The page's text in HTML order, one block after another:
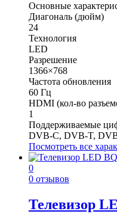
Основные
Диагональ (дюйм)
24
Технология
LED
Разрешение
1366×768
Частота обновления
60 Гц
HDMI (кол-во
1
Поддерживаемые
DVB-C, DVB-T,
Посмотреть все
0
0 отзывов
Телевизор